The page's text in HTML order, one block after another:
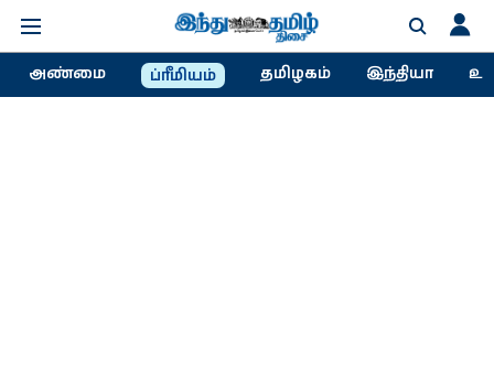
அண்மை ப்ரீமியம் தமிழகம் இந்தியா